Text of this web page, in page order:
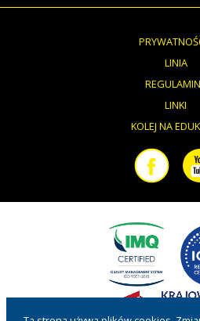
LINIA
LINKI
KOLEJ NA